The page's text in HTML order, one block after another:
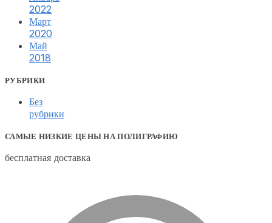
2022
Март
2020
Май
2018
РУБРИКИ
Без
рубрики
САМЫЕ НИЗКИЕ ЦЕНЫ НА ПОЛИГРАФИЮ
бесплатная доставка